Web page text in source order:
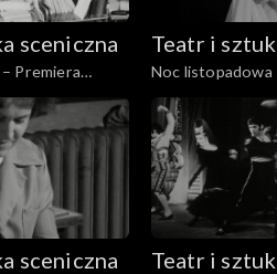
sceniczna
Premiera
Teatr i
Noc listopadowa
sceniczna Teatr i